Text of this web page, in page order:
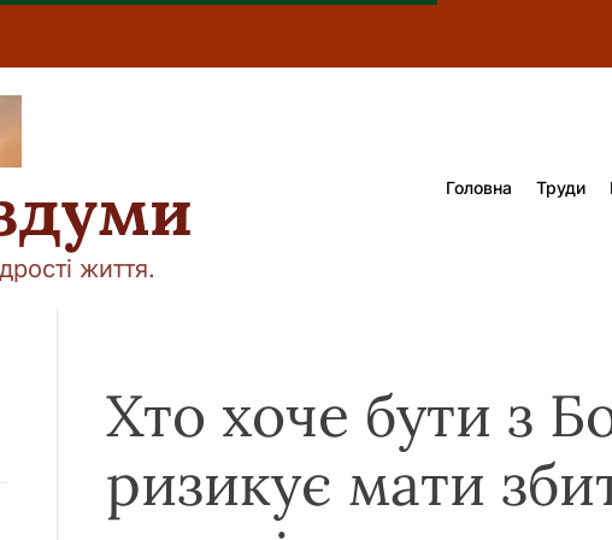
життя.
Головна Труди
Хто хоче бути з
ризикує мати